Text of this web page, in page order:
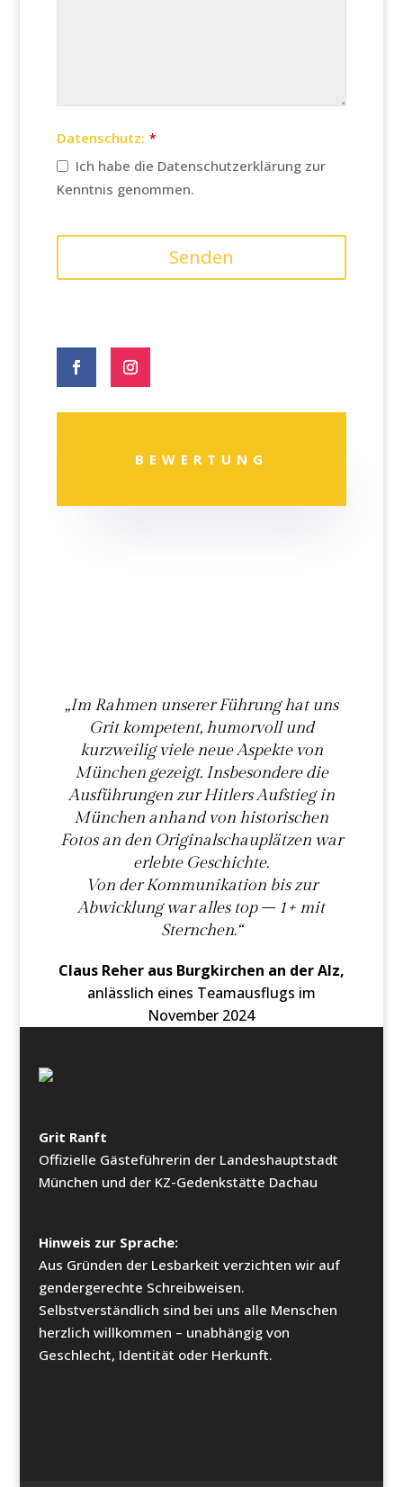
Datenschutz: *
Ich habe die Datenschutzerklärung zur
Kenntnis genommen.
Senden
BEWERTUNG
„Im Rahmen unserer Führung hat uns
Grit kompetent, humorvoll und
kurzweilig viele neue Aspekte von
München gezeigt. Insbesondere die
Ausführungen zur Hitlers Aufstieg in
München anhand von historischen
Fotos an den Originalschauplätzen war
erlebte Geschichte.
Von der Kommunikation bis zur
Abwicklung war alles top – 1+ mit
Sternchen.“
Claus Reher aus Burgkirchen an der Alz,
anlässlich eines Teamausflugs im
November 2024
Grit Ranft
Offizielle Gästeführerin der Landeshauptstadt
München und der KZ-Gedenkstätte Dachau
Hinweis zur Sprache:
Aus Gründen der Lesbarkeit verzichten wir auf
gendergerechte Schreibweisen.
Selbstverständlich sind bei uns alle Menschen
herzlich willkommen – unabhängig von
Geschlecht, Identität oder Herkunft.